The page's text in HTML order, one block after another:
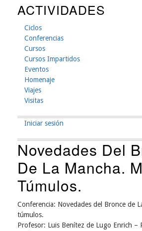
ACTIVIDADES
Ciclos
Conferencias
Cursos
Cursos Impartidos
Eventos
Homenaje
Viajes
Visitas
De
Cuenta
De
Usuario
Iniciar sesión
Novedades Del
De La Mancha.
Túmulos.
Conferencia: Novedades del Bronce de
túmulos.
Profesor: Luis Benítez de Lugo Enrich –